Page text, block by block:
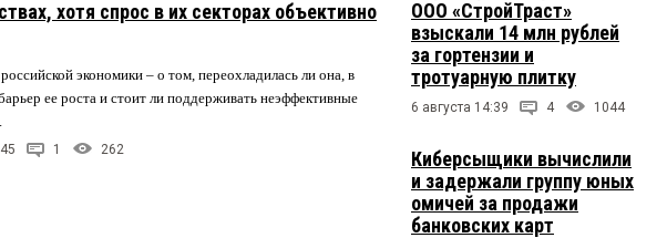
хотя спрос в их секторах объективно
экономики – о том, переохладилась ли она, в
ее роста и стоит ли поддерживать неэффективные
1 262
ООО «СтройТраст»
взыскали 14 млн рублей
за гортензии и
тротуарную плитку
6 августа 14:39 4 1044
Киберсыщики вычислили
и задержали группу юных
омичей за продажи
банковских карт